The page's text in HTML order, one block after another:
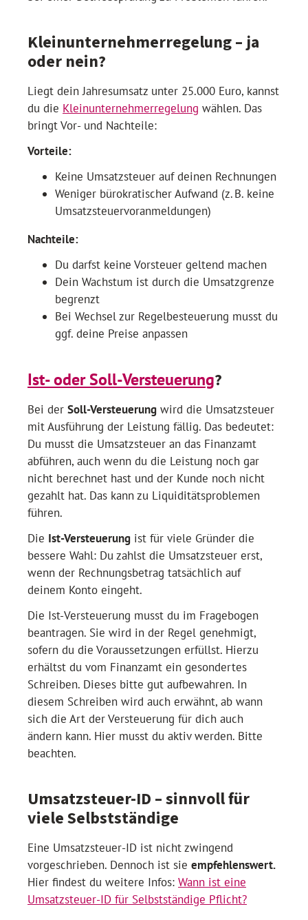
Kleinunternehmerregelung – ja
oder nein?
Liegt dein Jahresumsatz unter 25.000 Euro, kannst
du die Kleinunternehmerregelung wählen. Das
bringt Vor- und Nachteile:
Vorteile:
Keine Umsatzsteuer auf deinen Rechnungen
Weniger bürokratischer Aufwand (z. B. keine
Umsatzsteuervoranmeldungen)
Nachteile:
Du darfst keine Vorsteuer geltend machen
Dein Wachstum ist durch die Umsatzgrenze
begrenzt
Bei Wechsel zur Regelbesteuerung musst du
ggf. deine Preise anpassen
Ist- oder Soll-Versteuerung?
Bei der Soll-Versteuerung wird die Umsatzsteuer
mit Ausführung der Leistung fällig. Das bedeutet:
Du musst die Umsatzsteuer an das Finanzamt
abführen, auch wenn du die Leistung noch gar
nicht berechnet hast und der Kunde noch nicht
gezahlt hat. Das kann zu Liquiditätsproblemen
führen.
Die Ist-Versteuerung ist für viele Gründer die
bessere Wahl: Du zahlst die Umsatzsteuer erst,
wenn der Rechnungsbetrag tatsächlich auf
deinem Konto eingeht.
Die Ist-Versteuerung musst du im Fragebogen
beantragen. Sie wird in der Regel genehmigt,
sofern du die Voraussetzungen erfüllst. Hierzu
erhältst du vom Finanzamt ein gesondertes
Schreiben. Dieses bitte gut aufbewahren. In
diesem Schreiben wird auch erwähnt, ab wann
sich die Art der Versteuerung für dich auch
ändern kann. Hier musst du aktiv werden. Bitte
beachten.
Umsatzsteuer-ID – sinnvoll für
viele Selbstständige
Eine Umsatzsteuer-ID ist nicht zwingend
vorgeschrieben. Dennoch ist sie empfehlenswert.
Hier findest du weitere Infos: Wann ist eine
Umsatzsteuer-ID für Selbstständige Pflicht?